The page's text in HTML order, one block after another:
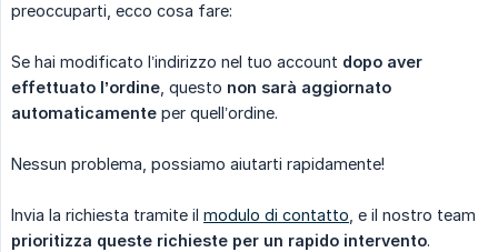
preoccuparti, ecco cosa fare:
Se hai modificato l’indirizzo nel tuo account dopo aver
effettuato l’ordine , questo non sarà aggiornato
automaticamente per quell’ordine.
Nessun problema, possiamo aiutarti rapidamente!
Invia la richiesta tramite il modulo di contatto , e il nostro team
prioritizza queste richieste per un rapido intervento.